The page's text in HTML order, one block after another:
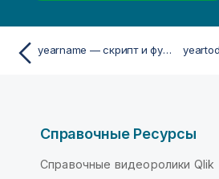
yearname — скрипт и функция диаграммы
Справочные Ресурсы
Справочные видеоролики Qlik